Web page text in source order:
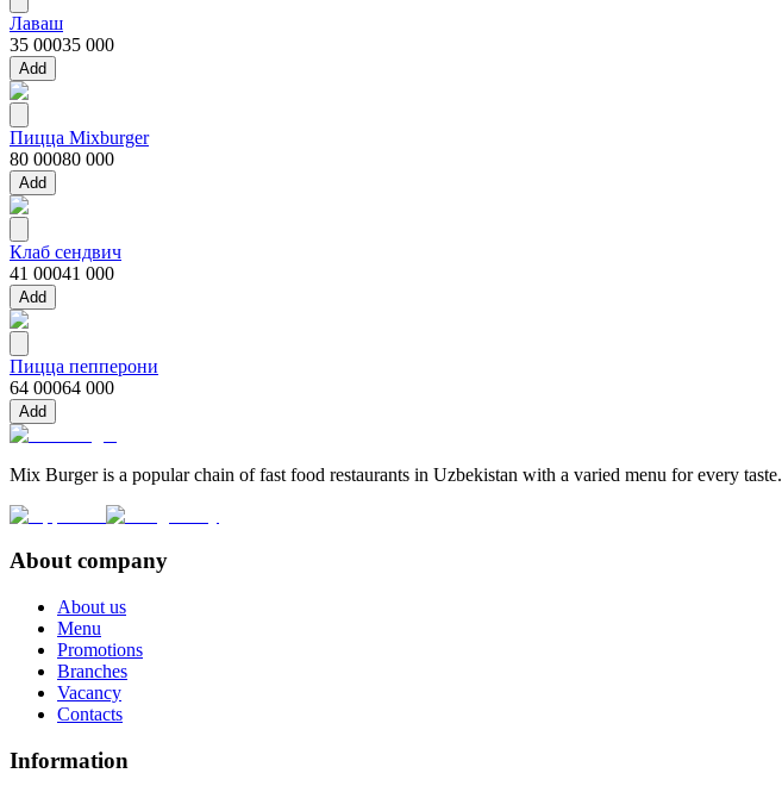
Лаваш
35 00035 000
Add
Пицца Mixburger
80 00080 000
Add
Клаб сендвич
41 00041 000
Add
Пицца пепперони
64 00064 000
Add
Mix Burger is a popular chain of fast food restaurants in Uzbekistan with a varied menu for every taste.
About company
About us
Menu
Promotions
Branches
Vacancy
Contacts
Information